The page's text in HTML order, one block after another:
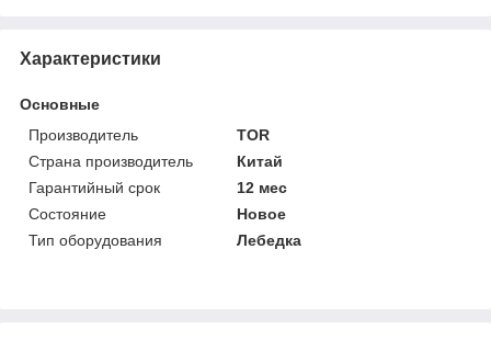
Характеристики
Основные
Производитель
TOR
Страна производитель
Китай
Гарантийный срок
12 мес
Состояние
Новое
Тип оборудования
Лебедка